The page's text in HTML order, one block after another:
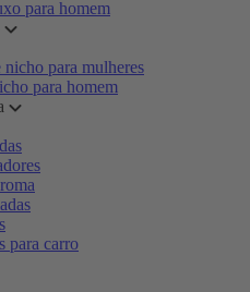
para homem
nicho para mulheres
para homem
para carro